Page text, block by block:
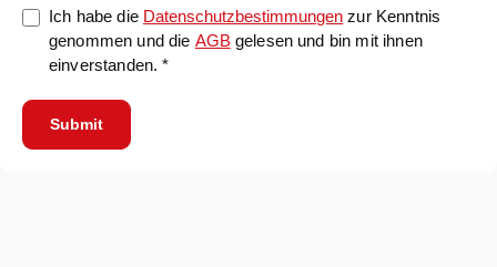
Ich habe die Datenschutzbestimmungen zur Kenntnis
genommen und die AGBgelesen und bin mit ihnen
einverstanden. *
Submit